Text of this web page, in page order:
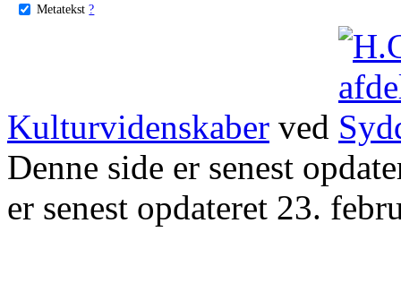
Metatekst ?
Kulturvidenskaber ved
Denne side er senest
er senest opdateret 23.